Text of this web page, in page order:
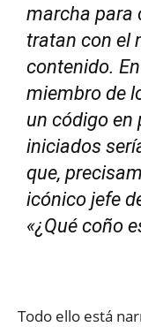
marcha para
tratan con el
contenido.
miembro de
un código en
iniciados
que,
icónico jefe
«¿Qué coño
Todo ello está